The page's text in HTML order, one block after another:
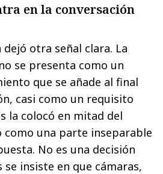
en la conversación
otra señal clara. La
se presenta como un
que se añade al final
casi como un requisito
la colocó en mitad del
una parte inseparable
No es una decisión
se insiste en que cámaras,